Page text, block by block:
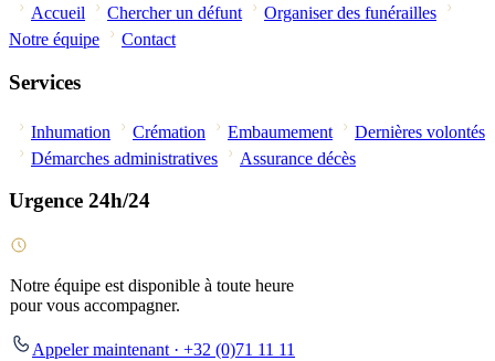
Accueil Chercher un défunt
Organiser des funérailles
Notre équipe
Contact
Services
Inhumation Crémation Embaumement
Dernières volontés
Démarches administratives
Assurance décès
Urgence 24h/24
Notre équipe est disponible à toute heure
pour vous accompagner.
Appeler maintenant · +32 (0)71 11 11